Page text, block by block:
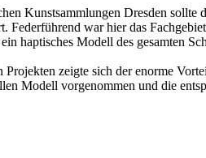
Kunstsammlungen Dresden sollte
Federführend war hier das
haptisches Modell des gesamten
Projekten zeigte sich der enorme
Modell vorgenommen und die